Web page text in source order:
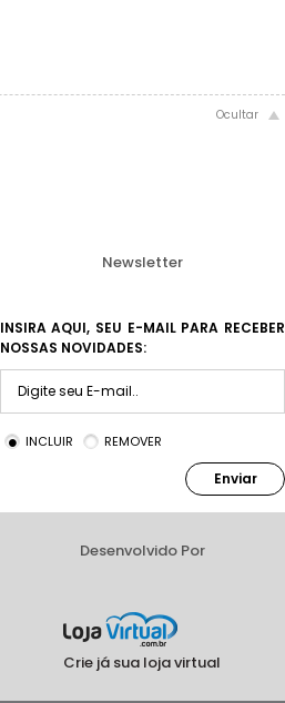
Newsletter
INSIRA AQUI, SEU E-MAIL PARA RECEBER
NOSSAS NOVIDADES:
INCLUIR REMOVER
Enviar
Desenvolvido Por
Crie já sua loja virtual